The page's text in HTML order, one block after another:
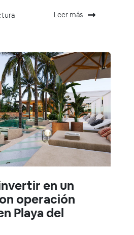
Leer más
en un
operación
Playa del